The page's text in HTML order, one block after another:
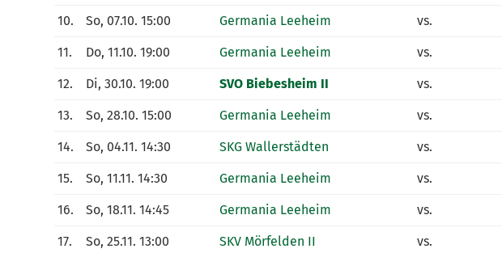
10. So, 07.10. 15:00 Germania Leeheim vs.
11. Do, 11.10. 19:00 Germania Leeheim vs.
12. Di, 30.10. 19:00 SVO Biebesheim II vs.
13. So, 28.10. 15:00 Germania Leeheim vs.
14. So, 04.11. 14:30 SKG Wallerstädten vs.
15. So, 11.11. 14:30 Germania Leeheim vs.
16. So, 18.11. 14:45 Germania Leeheim vs.
17. So, 25.11. 13:00 SKV Mörfelden II vs.